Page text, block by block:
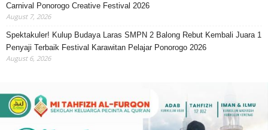
Carnival Ponorogo Creative Festival 2026
August 7, 2026
Spektakuler! Kulup Budaya Laras SMPN 2 Balong Rebut Kembali Juara 1
Penyaji Terbaik Festival Karawitan Pelajar Ponorogo 2026
August 6, 2026